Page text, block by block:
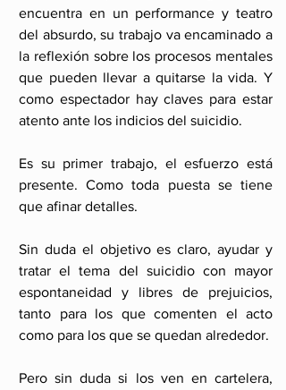
encuentra en un performance y teatro
del absurdo, su trabajo va encaminado a
la reflexión sobre los procesos mentales
que pueden llevar a quitarse la vida. Y
como espectador hay claves para estar
atento ante los indicios del suicidio.
Es su primer trabajo, el esfuerzo está
presente. Como toda puesta se tiene
que afinar detalles.
Sin duda el objetivo es claro, ayudar y
tratar el tema del suicidio con mayor
espontaneidad y libres de prejuicios,
tanto para los que comenten el acto
como para los que se quedan alrededor.
Pero sin duda si los ven en cartelera,